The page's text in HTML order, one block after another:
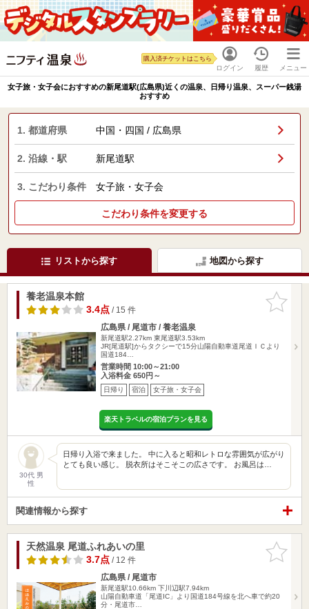
ログイン
購入済チケットはこちら
履歴 メニュー
女子旅・女子会におすすめの新尾道駅(広島県)近くの温泉、日帰り温泉、スーパー銭湯
おすすめ
1. 都道府県 中国・四国 / 広島県
2. 沿線・駅 新尾道駅
3. こだわり条件 女子旅・女子会
こだわり条件を変更する
リストから探す 地図から探す
お気に入
りに追加
養老温泉本館
3.4点/ 15 件
広島県 / 尾道市 / 養老温泉
新尾道駅2.27km 東尾道駅3.53km
JR[尾道駅]からタクシーで15分山陽自動車道尾道ＩＣより
国道184…
営業時間 10:00～21:00
入浴料金 650円～
日帰り 宿泊 女子旅・女子会
楽天トラベルの宿泊プランを見る
30代 男
性
日帰り入浴で来ました。 中に入ると昭和レトロな雰囲気が広がり
とても良い感じ。 脱衣所はそこそこの広さです。 お風呂は…
関連情報から探す
お気に入
りに追加
天然温泉 尾道ふれあいの里
3.7点/ 12 件
広島県 / 尾道市
新尾道駅10.66km 下川辺駅7.94km
山陽自動車道「尾道IC」より国道184号線を北へ車で約20
分・尾道市…